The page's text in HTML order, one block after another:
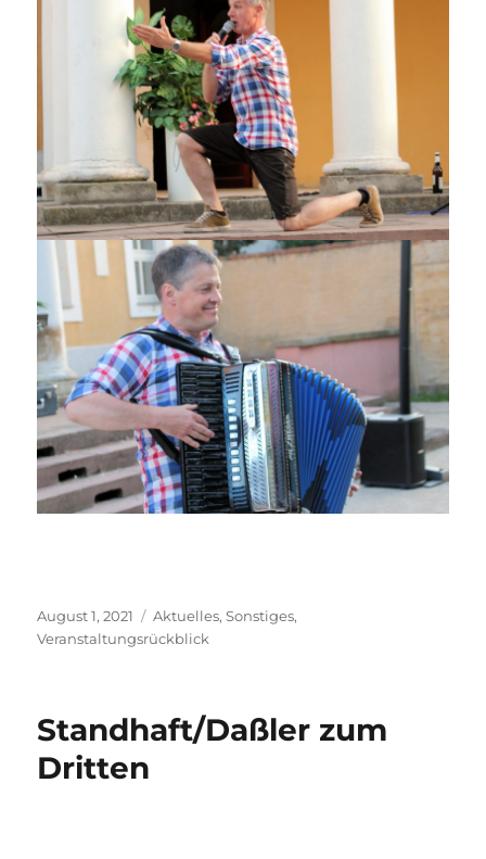
Veröffentlicht
am
August 1, 2021 Kategorien
Aktuelles,Sonstiges,
Veranstaltungsrückblick
Standhaft/Daßler zum
Dritten